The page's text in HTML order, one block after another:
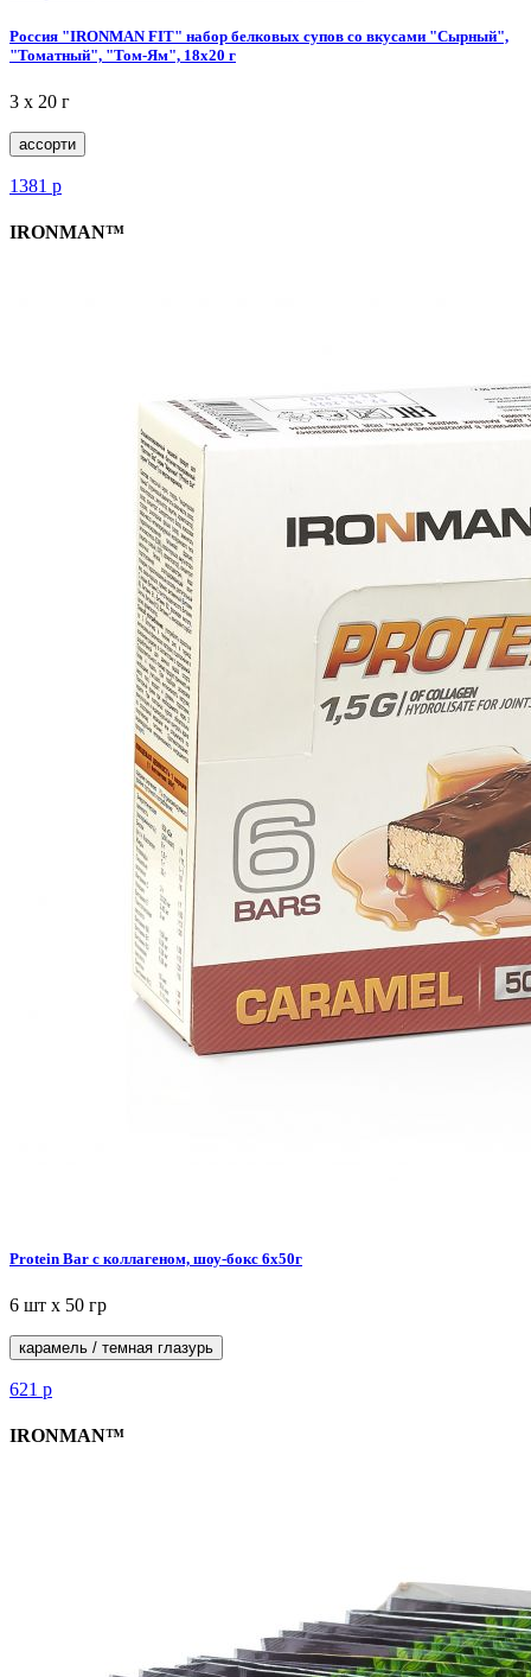
Россия "IRONMAN FIT" набор белковых супов со вкусами "Сырный",
"Томатный", "Том-Ям", 18x20 г
3 x 20 г
ассорти
1381 р
IRONMAN™
Protein Bar с коллагеном, шоу-бокс 6x50г
6 шт х 50 гр
карамель / темная глазурь
621 р
IRONMAN™